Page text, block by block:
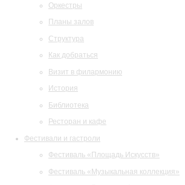
Оркестры
Планы залов
Структура
Как добраться
Визит в филармонию
История
Библиотека
Ресторан и кафе
Фестивали и гастроли
Фестиваль «Площадь Искусств»
Фестиваль «Музыкальная коллекция»